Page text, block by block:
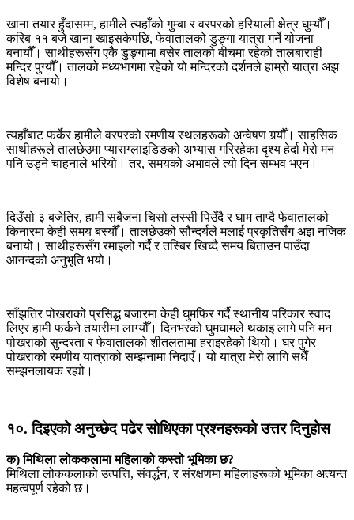
खाना तयार हुँदासम्म, हामीले त्यहाँको गुम्बा र वरपरको हरियाली क्षेत्र घुम्यौँ।
करिब ११ बजे खाना खाइसकेपछि, फेवातालको डुङ्गा यात्रा गर्ने योजना
बनायौँ। साथीहरूसँग एकै डुङ्गामा बसेर तालको बीचमा रहेको तालबाराही
मन्दिर पुग्यौँ। तालको मध्यभागमा रहेको यो मन्दिरको दर्शनले हाम्रो यात्रा अझ
विशेष बनायो।
त्यहाँबाट फर्केर हामीले वरपरको रमणीय स्थलहरूको अन्वेषण गर्‍यौँ। साहसिक
साथीहरूले तालछेउमा प्याराग्लाइडिङको अभ्यास गरिरहेका दृश्य हेर्दा मेरो मन
पनि उड्ने चाहनाले भरियो। तर, समयको अभावले त्यो दिन सम्भव भएन।
दिउँसो ३ बजेतिर, हामी सबैजना चिसो लस्सी पिउँदै र घाम ताप्दै फेवातालको
किनारमा केही समय बस्यौँ। तालछेउको सौन्दर्यले मलाई प्रकृतिसँग अझ नजिक
बनायो। साथीहरूसँग रमाइलो गर्दै र तस्बिर खिच्दै समय बिताउन पाउँदा
आनन्दको अनुभूति भयो।
साँझतिर पोखराको प्रसिद्ध बजारमा केही घुमफिर गर्दै स्थानीय परिकार स्वाद
लिएर हामी फर्कने तयारीमा लाग्यौँ। दिनभरको घुमघामले थकाइ लागे पनि मन
पोखराको सुन्दरता र फेवातालको शीतलतामा हराइरहेको थियो। घर पुगेर
पोखराको रमणीय यात्राको सम्झनामा निदाएँ। यो यात्रा मेरो लागि सधैँ
सम्झनलायक रह्यो।
१०. दिइएको अनुच्छेद पढेर सोधिएका प्रश्नहरूको उत्तर दिनुहोस
क) मिथिला लोककलामा महिलाको कस्तो भूमिका छ?
मिथिला लोककलाको उत्पत्ति, संवर्द्धन, र संरक्षणमा महिलाहरूको भूमिका अत्यन्त
महत्वपूर्ण रहेको छ।